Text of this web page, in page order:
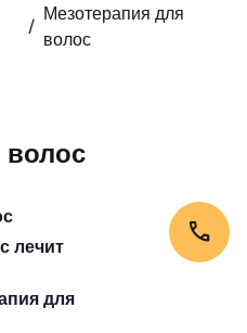
/
Мезотерапия для
волос
волос
лечит
для
call